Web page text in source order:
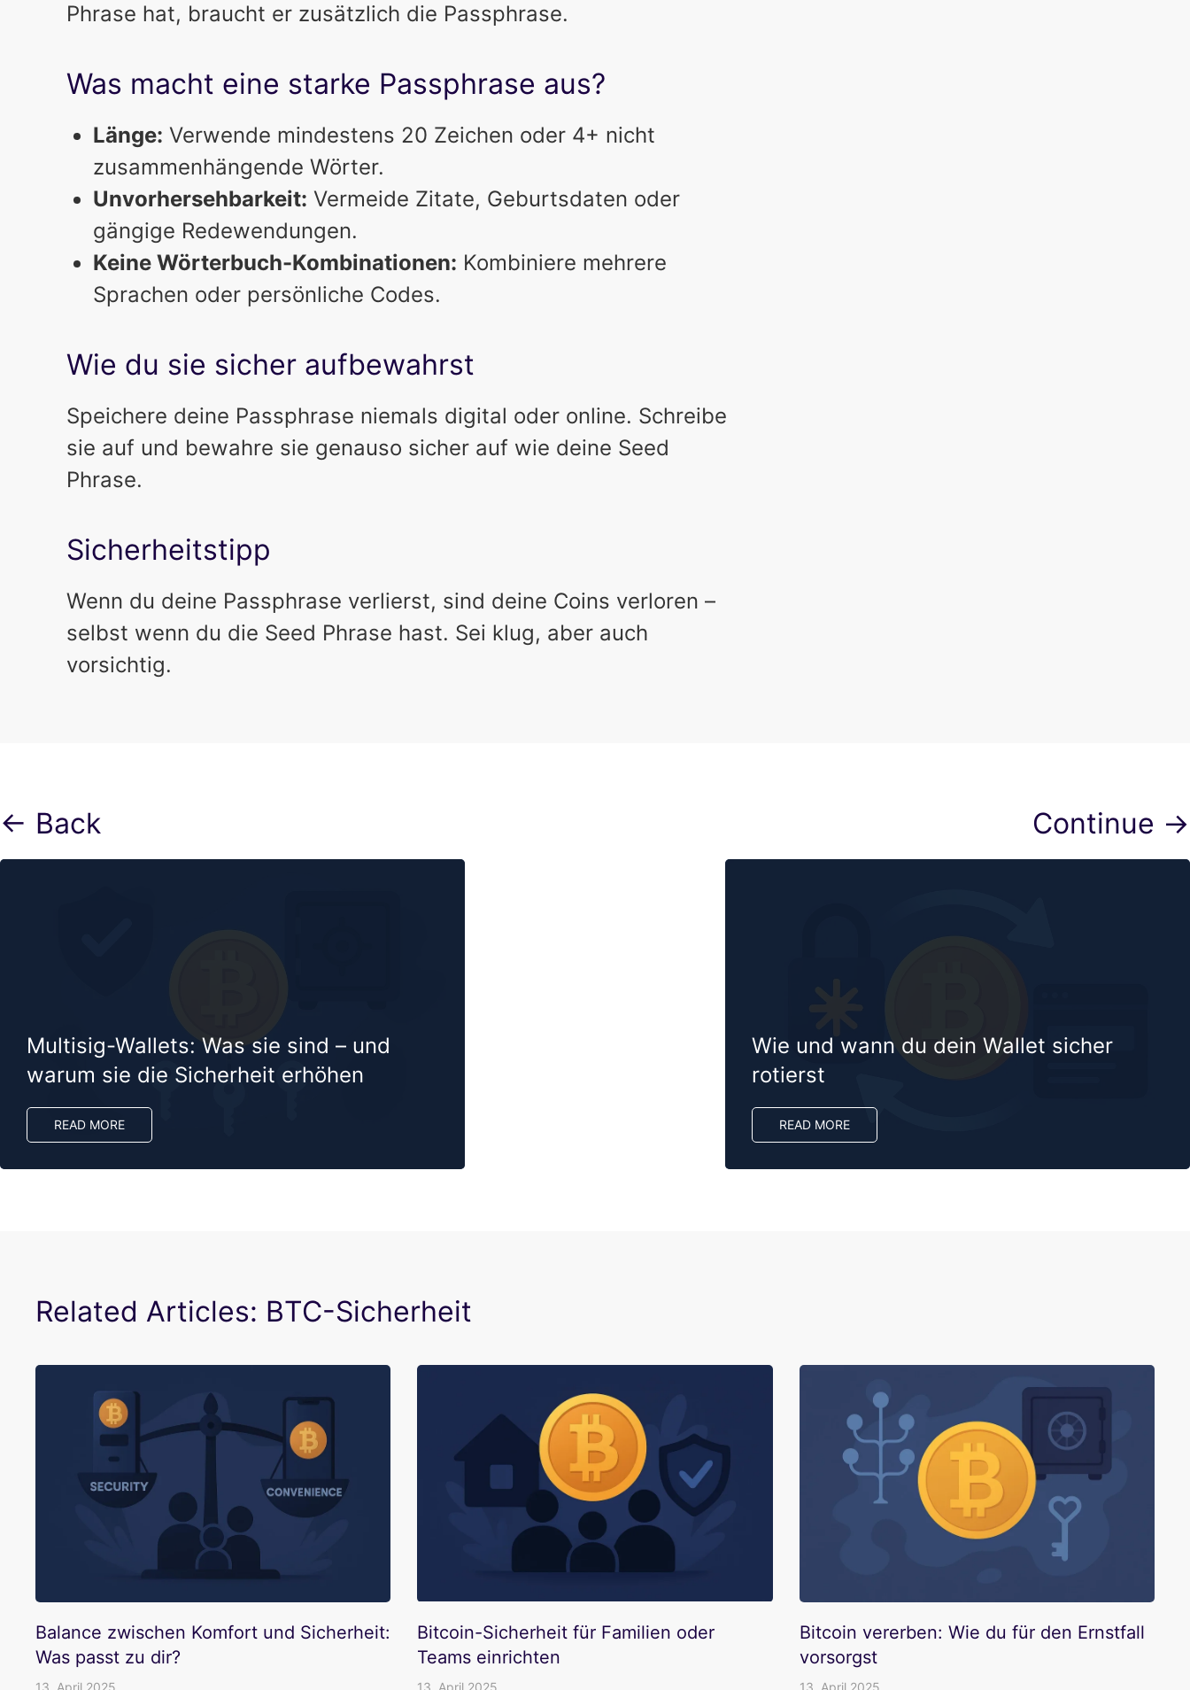
Phrase hat, braucht er zusätzlich die Passphrase.
Was macht eine starke Passphrase aus?
Länge: Verwende mindestens 20 Zeichen oder 4+ nicht
zusammenhängende Wörter.
Unvorhersehbarkeit: Vermeide Zitate, Geburtsdaten oder
gängige Redewendungen.
Keine Wörterbuch-Kombinationen: Kombiniere mehrere
Sprachen oder persönliche Codes.
Wie du sie sicher aufbewahrst
Speichere deine Passphrase niemals digital oder online. Schreibe
sie auf und bewahre sie genauso sicher auf wie deine Seed
Phrase.
Sicherheitstipp
Wenn du deine Passphrase verlierst, sind deine Coins verloren –
selbst wenn du die Seed Phrase hast. Sei klug, aber auch
vorsichtig.
← Back
Multisig-Wallets: Was sie sind – und
warum sie die Sicherheit erhöhen
READ MORE
Continue →
Wie und wann du dein Wallet sicher
rotierst
READ MORE
Related Articles: BTC-Sicherheit
Balance zwischen Komfort und Sicherheit:
Was passt zu dir?
13. April 2025
Bitcoin-Sicherheit für Familien oder
Teams einrichten
13. April 2025
Bitcoin vererben: Wie du für den Ernstfall
vorsorgst
13. April 2025